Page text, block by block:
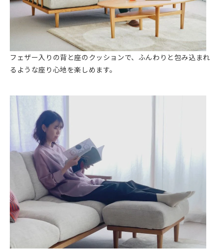
フェザー入りの背と座のクッションで、ふんわりと包み込まれ
るような座り心地を楽しめます。